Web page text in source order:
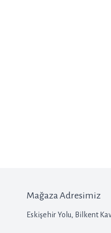
Mağaza Adresimiz
Eskişehir Yolu, Bilkent